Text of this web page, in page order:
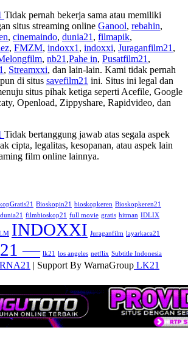
Tidak pernah bekerja sama atau memiliki
situs streaming online Ganool, rebahin,
, cinemaindo, dunia21 , filmapik,
, FMZM, indoxx1 , indoxxi, Juraganfilm21 ,
, nb21 ,Pahe in, Pusatfilm21 ,
, Streamxxi, dan lain-lain. Kami tidak pernah
di situs savefilm21 ini. Situs ini legal dan
situs pihak ketiga seperti Acefile, Google
Openload, Zippyshare, Rapidvideo, dan
Tidak bertanggung jawab atas segala aspek
cipta, legalitas, kesopanan, atau aspek lain
film online lainnya.
Bioskopin21 bioskopkeren Bioskopkeren21
dunia21 filmbioskop21 full movie gratis hitman IDLIX
INDOXXI Juraganfilm layarkaca21
— lk21 los angeles netflix Subtitle Indonesia
| Support By WarnaGroup LK21